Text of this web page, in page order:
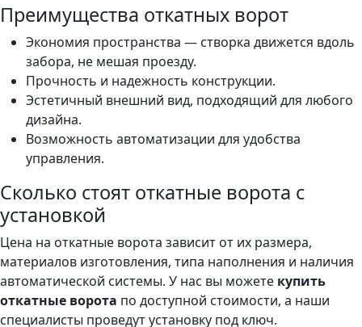
Преимущества откатных ворот
Экономия пространства — створка движется вдоль
забора, не мешая проезду.
Прочность и надежность конструкции.
Эстетичный внешний вид, подходящий для любого
дизайна.
Возможность автоматизации для удобства
управления.
Сколько стоят откатные ворота с
установкой
Цена на откатные ворота зависит от их размера,
материалов изготовления, типа наполнения и наличия
автоматической системы. У нас вы можете купить
откатные ворота по доступной стоимости, а наши
специалисты проведут установку под ключ.